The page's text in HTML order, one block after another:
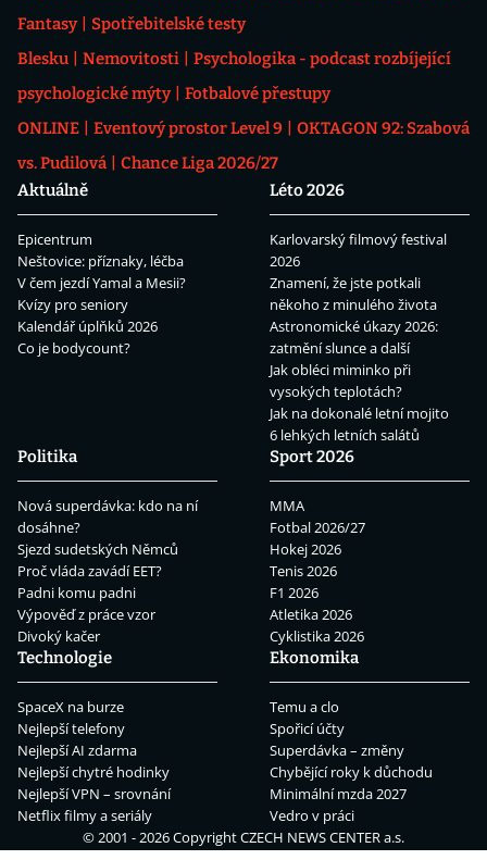
Fantasy
Spotřebitelské testy
Blesku
Nemovitosti
Psychologika - podcast rozbíjející
psychologické mýty
Fotbalové přestupy
ONLINE
Eventový prostor Level 9
OKTAGON 92: Szabová
vs. Pudilová
Chance Liga 2026/27
Aktuálně
Epicentrum
Neštovice: příznaky, léčba
V čem jezdí Yamal a Mesii?
Kvízy pro seniory
Kalendář úplňků 2026
Co je bodycount?
Léto 2026
Karlovarský filmový festival
2026
Znamení, že jste potkali
někoho z minulého života
Astronomické úkazy 2026:
zatmění slunce a další
Jak obléci miminko při
vysokých teplotách?
Jak na dokonalé letní mojito
6 lehkých letních salátů
Politika
Nová superdávka: kdo na ní
dosáhne?
Sjezd sudetských Němců
Proč vláda zavádí EET?
Padni komu padni
Výpověď z práce vzor
Divoký kačer
Sport 2026
MMA
Fotbal 2026/27
Hokej 2026
Tenis 2026
F1 2026
Atletika 2026
Cyklistika 2026
Technologie
SpaceX na burze
Nejlepší telefony
Nejlepší AI zdarma
Nejlepší chytré hodinky
Nejlepší VPN – srovnání
Netflix filmy a seriály
Ekonomika
Temu a clo
Spořicí účty
Superdávka – změny
Chybějící roky k důchodu
Minimální mzda 2027
Vedro v práci
© 2001 - 2026 CopyrightCZECH NEWS CENTER a.s.